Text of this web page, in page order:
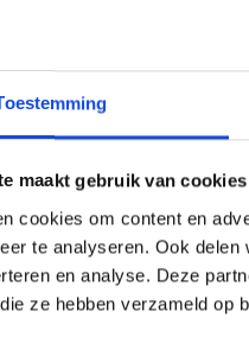
maakt gebruik van cookies
cookies om content en
te analyseren. Ook
en analyse. Deze
ze hebben verzameld op
airco separaat
cruise control
lichtmetalen